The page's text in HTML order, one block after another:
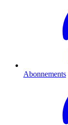
Abonnements